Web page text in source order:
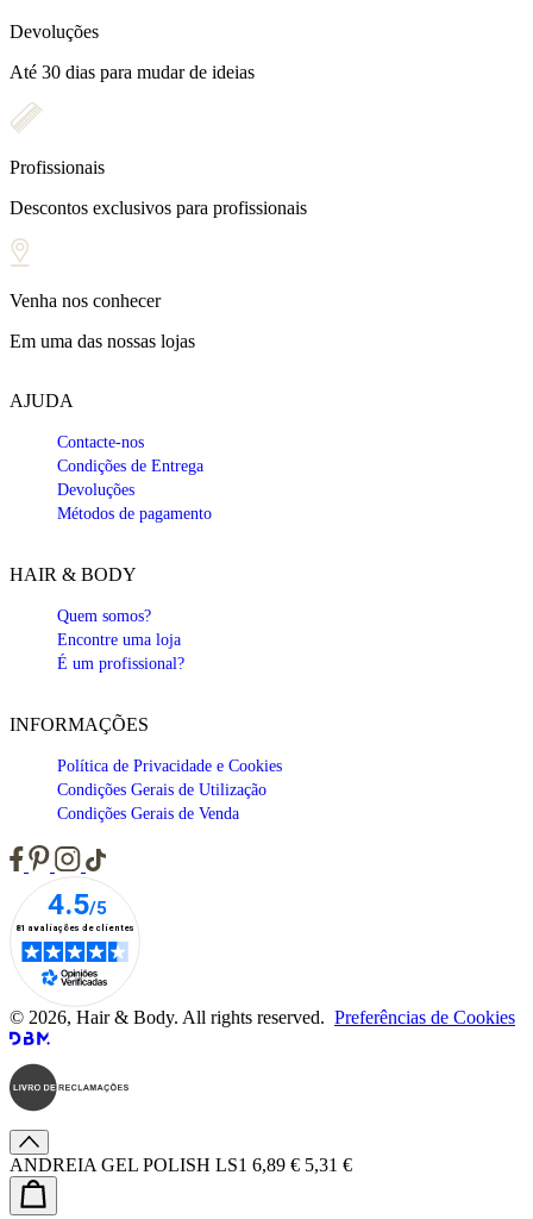
Devoluções
Até 30 dias para mudar de ideias
Profissionais
Descontos exclusivos para profissionais
Venha nos conhecer
Em uma das nossas lojas
AJUDA
Contacte-nos
Condições de Entrega
Devoluções
Métodos de pagamento
HAIR & BODY
Quem somos?
Encontre uma loja
É um profissional?
INFORMAÇÕES
Política de Privacidade e Cookies
Condições Gerais de Utilização
Condições Gerais de Venda
© 2026, Hair & Body. All rights reserved. Preferências de Cookies
ANDREIA GEL POLISH LS1 6,89 € 5,31 €